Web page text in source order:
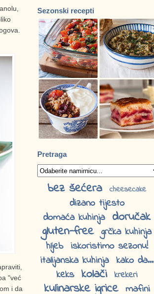
"već
i da
Sezonski recepti
Pretraga
bez šećera cheesecake
dizano tijesto
domaća kuhinja doručak
gluten-free grčka kuhinja
hljeb iskoristimo sezonu!
italijanska kuhinja kako da...
keks kolači krekeri
kulinarske igrice mafini